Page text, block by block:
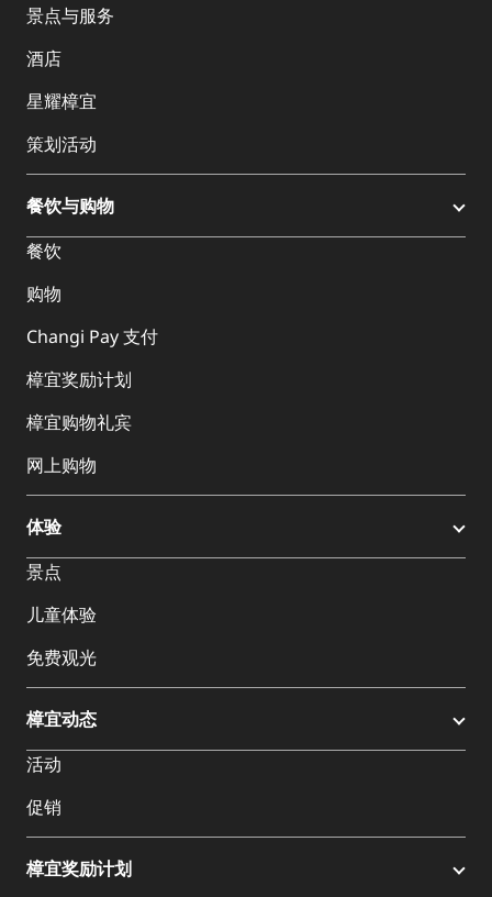
景点与服务
酒店
星耀樟宜
策划活动
餐饮与购物
餐饮
购物
Changi Pay 支付
樟宜奖励计划
樟宜购物礼宾
网上购物
体验
景点
儿童体验
免费观光
樟宜动态
活动
促销
樟宜奖励计划